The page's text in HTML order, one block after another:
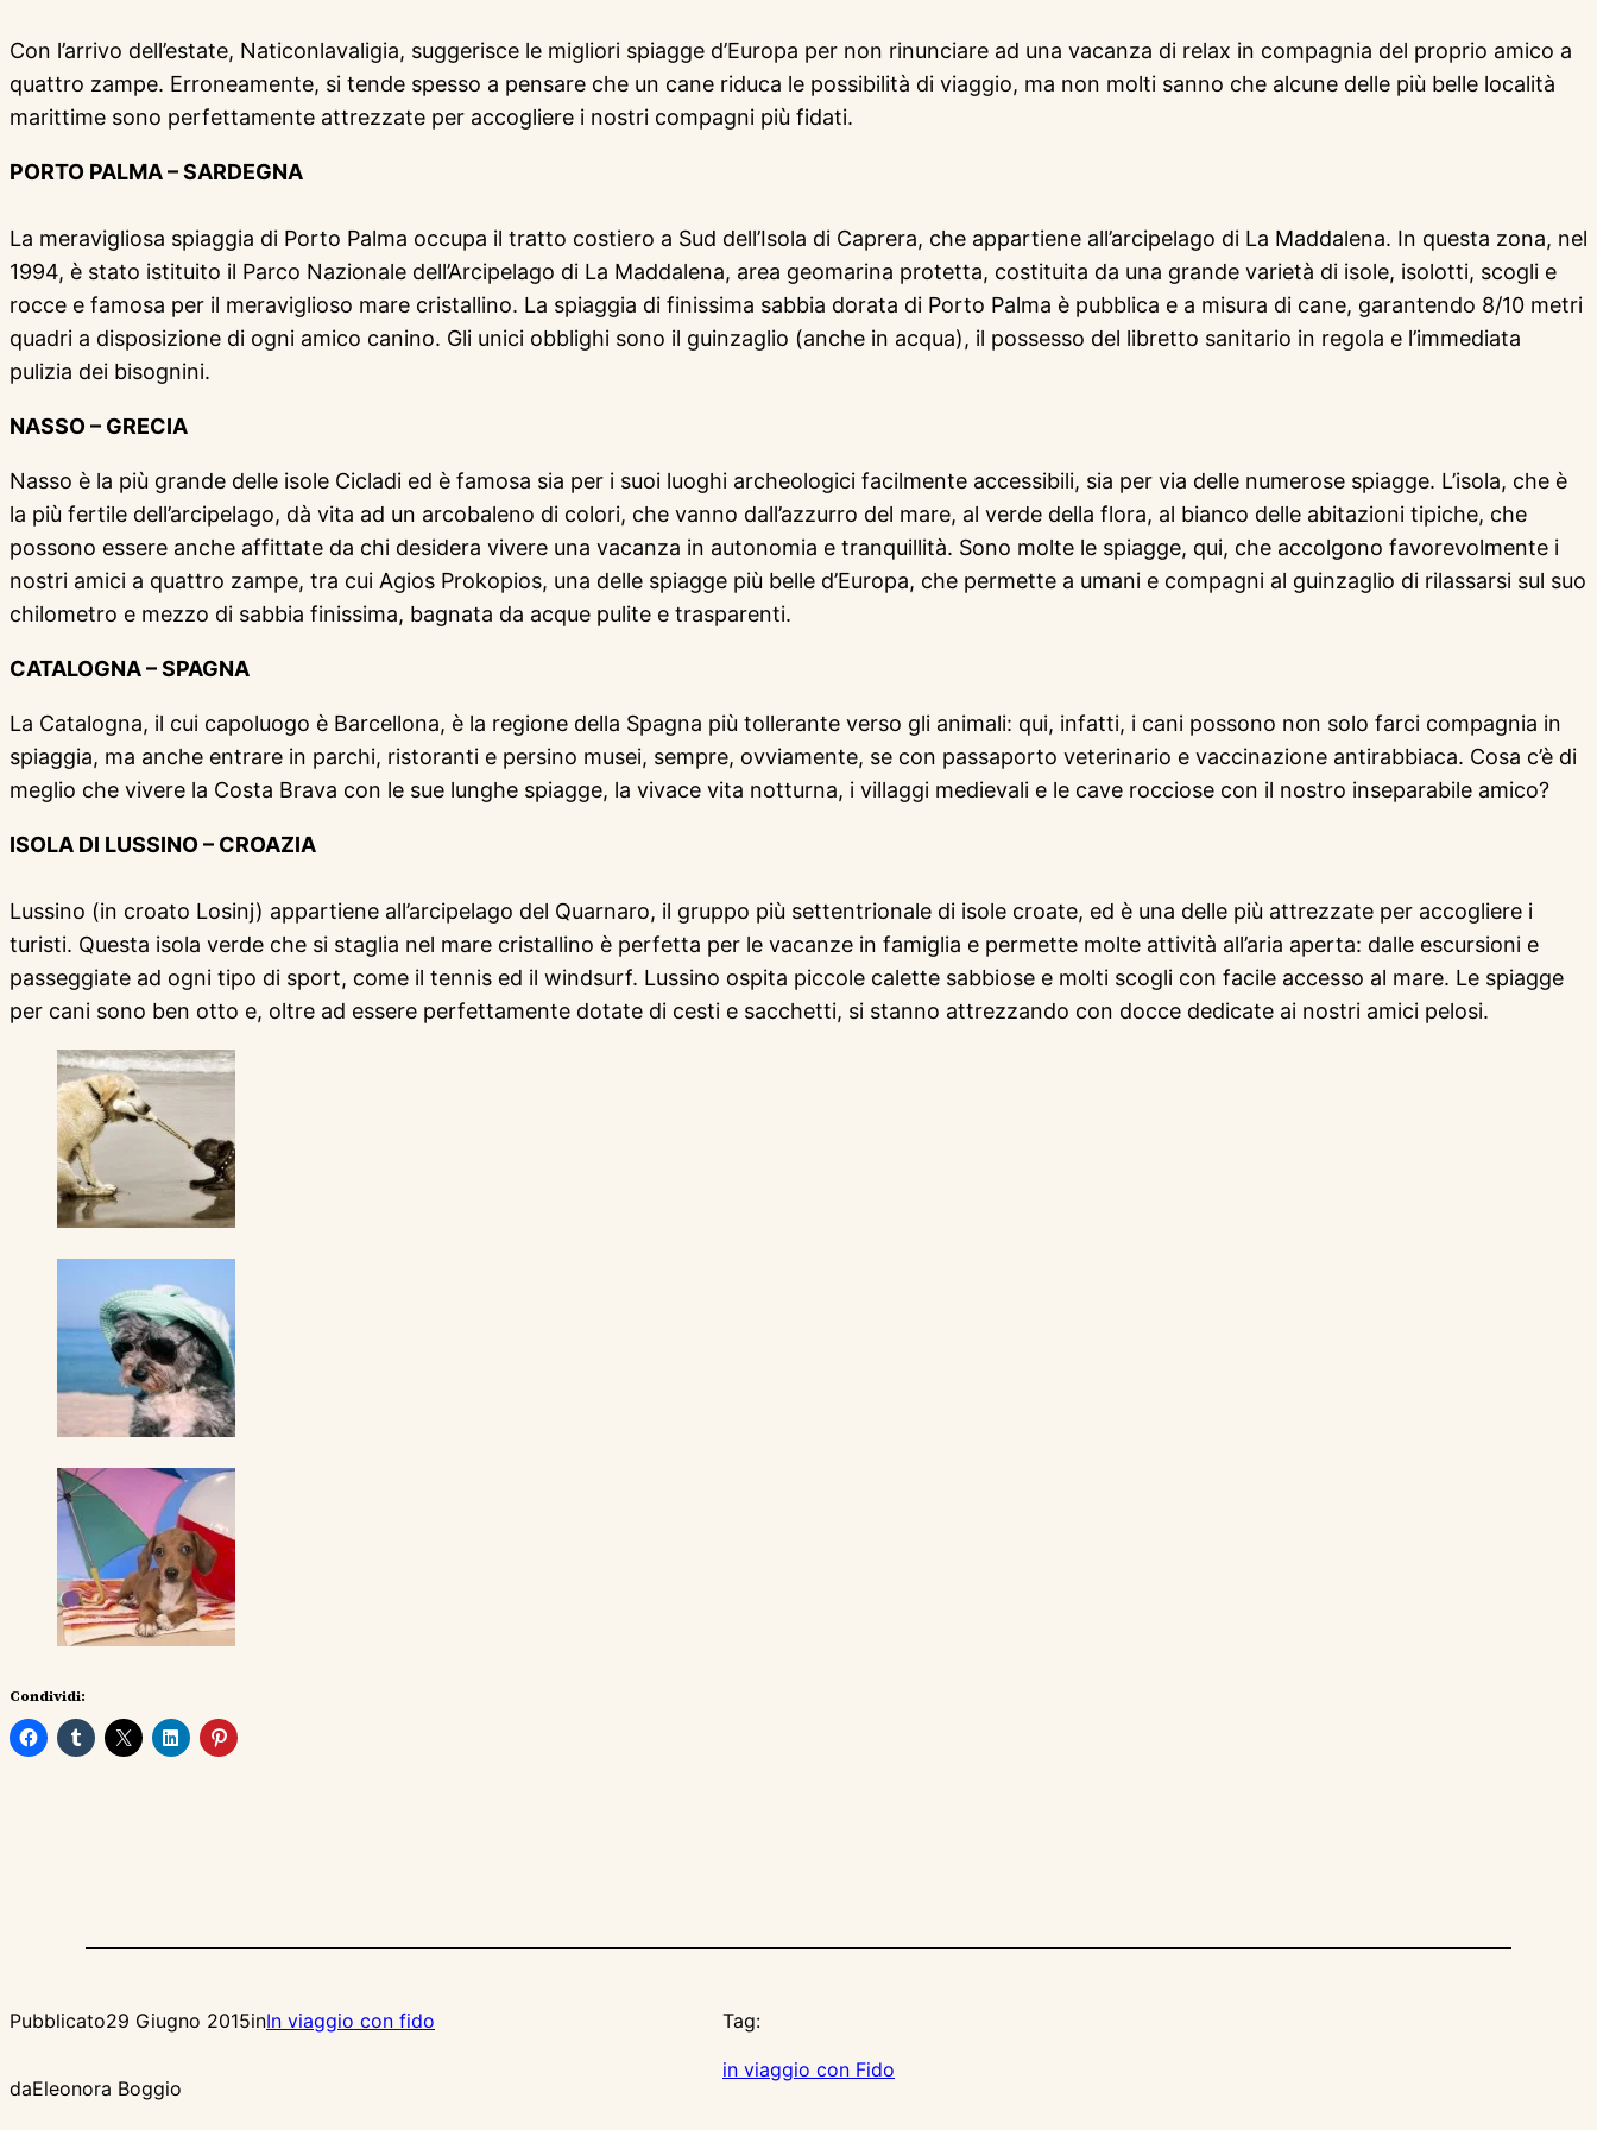
Con l’arrivo dell’estate, Naticonlavaligia, suggerisce le migliori spiagge d’Europa per non rinunciare ad una vacanza di relax in compagnia del proprio amico a
quattro zampe. Erroneamente, si tende spesso a pensare che un cane riduca le possibilità di viaggio, ma non molti sanno che alcune delle più belle località
marittime sono perfettamente attrezzate per accogliere i nostri compagni più fidati.
PORTO PALMA – SARDEGNA
La meravigliosa spiaggia di Porto Palma occupa il tratto costiero a Sud dell’Isola di Caprera, che appartiene all’arcipelago di La Maddalena. In questa zona, nel
1994, è stato istituito il Parco Nazionale dell’Arcipelago di La Maddalena, area geomarina protetta, costituita da una grande varietà di isole, isolotti, scogli e
rocce e famosa per il meraviglioso mare cristallino. La spiaggia di finissima sabbia dorata di Porto Palma è pubblica e a misura di cane, garantendo 8/10 metri
quadri a disposizione di ogni amico canino. Gli unici obblighi sono il guinzaglio (anche in acqua), il possesso del libretto sanitario in regola e l’immediata
pulizia dei bisognini.
NASSO – GRECIA
Nasso è la più grande delle isole Cicladi ed è famosa sia per i suoi luoghi archeologici facilmente accessibili, sia per via delle numerose spiagge. L’isola, che è
la più fertile dell’arcipelago, dà vita ad un arcobaleno di colori, che vanno dall’azzurro del mare, al verde della flora, al bianco delle abitazioni tipiche, che
possono essere anche affittate da chi desidera vivere una vacanza in autonomia e tranquillità. Sono molte le spiagge, qui, che accolgono favorevolmente i
nostri amici a quattro zampe, tra cui Agios Prokopios, una delle spiagge più belle d’Europa, che permette a umani e compagni al guinzaglio di rilassarsi sul suo
chilometro e mezzo di sabbia finissima, bagnata da acque pulite e trasparenti.
CATALOGNA – SPAGNA
La Catalogna, il cui capoluogo è Barcellona, è la regione della Spagna più tollerante verso gli animali: qui, infatti, i cani possono non solo farci compagnia in
spiaggia, ma anche entrare in parchi, ristoranti e persino musei, sempre, ovviamente, se con passaporto veterinario e vaccinazione antirabbiaca. Cosa c’è di
meglio che vivere la Costa Brava con le sue lunghe spiagge, la vivace vita notturna, i villaggi medievali e le cave rocciose con il nostro inseparabile amico?
ISOLA DI LUSSINO – CROAZIA
Lussino (in croato Losinj) appartiene all’arcipelago del Quarnaro, il gruppo più settentrionale di isole croate, ed è una delle più attrezzate per accogliere i
turisti. Questa isola verde che si staglia nel mare cristallino è perfetta per le vacanze in famiglia e permette molte attività all’aria aperta: dalle escursioni e
passeggiate ad ogni tipo di sport, come il tennis ed il windsurf. Lussino ospita piccole calette sabbiose e molti scogli con facile accesso al mare. Le spiagge
per cani sono ben otto e, oltre ad essere perfettamente dotate di cesti e sacchetti, si stanno attrezzando con docce dedicate ai nostri amici pelosi.
Condividi:
Pubblicato29 Giugno 2015inIn viaggio con fido
daEleonora Boggio
Tag:
in viaggio con Fido